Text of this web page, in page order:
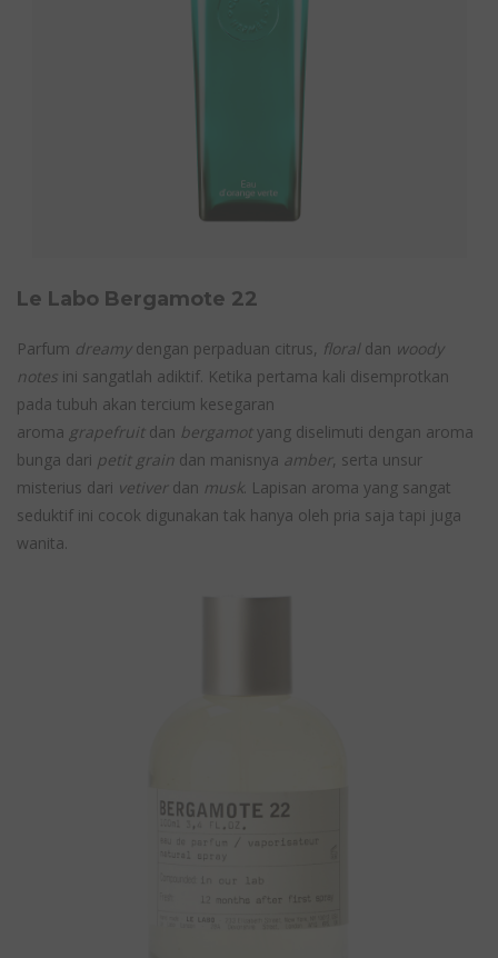
Le Labo Bergamote 22
Parfum dreamydengan perpaduan citrus, floraldan woody
notes ini sangatlah adiktif. Ketika pertama kali disemprotkan
pada tubuh akan tercium kesegaran
aroma grapefruit dan bergamot yang diselimuti dengan aroma
bunga dari petit grain dan manisnya amber, serta unsur
misterius dari vetiver dan musk. Lapisan aroma yang sangat
seduktif ini cocok digunakan tak hanya oleh pria saja tapi juga
wanita.